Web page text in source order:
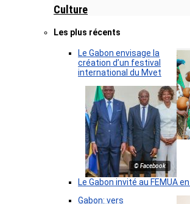
Culture
Les plus récents
Le Gabon envisage la
création d’un festival
international du Mvet
© Facebook
Le Gabon invité au FEMUA
Gabon: vers